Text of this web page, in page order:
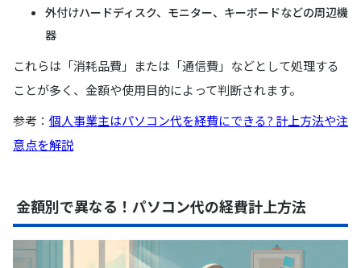
外付けハードディスク、モニター、キーボードなどの周辺機
器
これらは「消耗品費」または「通信費」などとして処理する
ことが多く、金額や使用目的によって判断されます。
参考： 個人事業主はパソコン代を経費にできる? 計上方法や注
意点を解説
金額別で異なる！パソコン代の経費計上方法